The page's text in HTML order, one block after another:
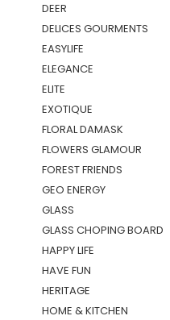
DEER
DELICES GOURMENTS
EASYLIFE
ELEGANCE
ELITE
EXOTIQUE
FLORAL DAMASK
FLOWERS GLAMOUR
FOREST FRIENDS
GEO ENERGY
GLASS
GLASS CHOPING BOARD
HAPPY LIFE
HAVE FUN
HERITAGE
HOME & KITCHEN